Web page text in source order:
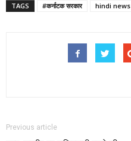
TAGS #कर्नाटक सरकार hindi news
Previous article